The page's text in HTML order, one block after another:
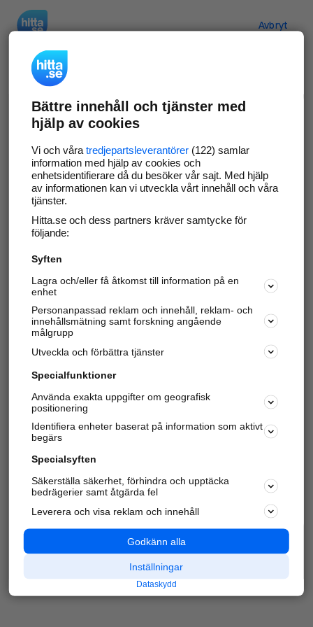
Avbryt
Verifiera ditt företag
Gör som 69 529företag
företagssida på hitta.se och syns bättre mot
kunder i ditt närområde. Helt kostnadsfritt.
Uppdatera din företagsinformation
Svara på och hantera dina omdömen
Har du redan verifierat ditt företag? Logga in
Varje vecka besöker du och4 miljoner
andra
härliga användare oss för att hitta rätt lokal
information om företag, privatpersoner och
platser.
Bättre innehåll och tjänster med
hjälp av cookies
Vi och våra tredjepartsleverantörer(122) samlar
information med hjälp av cookies och
enhetsidentifierare då du besöker vår sajt. Med hjälp
av informationen kan vi utveckla vårt innehåll och våra
tjänster.
Hitta.se och dess partners kräver samtycke för
följande:
Syften
Lagra och/eller få åtkomst till information på en
enhet
Personanpassad reklam och innehåll, reklam- och
innehållsmätning samt forskning angående
målgrupp
Utveckla och förbättra tjänster
Specialfunktioner
Använda exakta uppgifter om geografisk
positionering
Identifiera enheter baserat på information som aktivt
begärs
Specialsyften
Säkerställa säkerhet, förhindra och upptäcka
bedrägerier samt åtgärda fel
Leverera och visa reklam och innehåll
Godkänn alla
Inställningar
Dataskydd